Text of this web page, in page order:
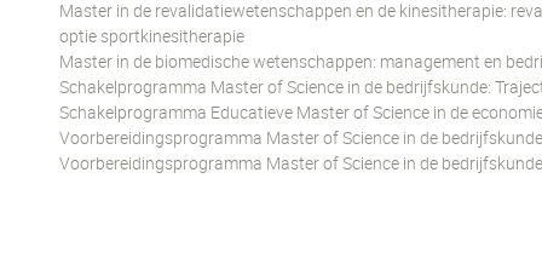
Master in de revalidatiewetenschappen en de kinesitherapie:
optie sportkinesitherapie
Master in de biomedische wetenschappen: management en
Schakelprogramma Master of Science in de bedrijfskunde:
Schakelprogramma Educatieve Master of Science in de
Voorbereidingsprogramma Master of Science in de
Voorbereidingsprogramma Master of Science in de